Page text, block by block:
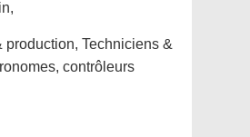
production, Techniciens &
contrôleurs